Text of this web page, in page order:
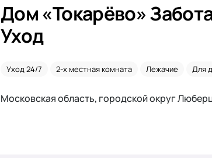
Дом «Токарёво»
Уход
Уход 24/7 2-х местная комната Лежачие Для